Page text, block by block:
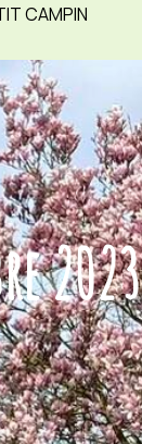
CAMPIN
2023